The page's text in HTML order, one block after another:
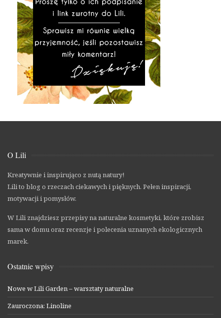
O Lili
Kreatywnie i inspirująco z nutą natury!
Lili to blog o rzeczach ciekawych i pięknych. Pełen inspiracji,
motywacji i pomysłów.
W Lili znajdziesz przepisy na naturalne kosmetyki, które zrobisz
sama w domu oraz recenzje i polecenia uznanych ekologicznych
marek.
Ostatnie wpisy
Nowe w Lili Garden – warsztaty naturalne
Zauroczona: Linoline